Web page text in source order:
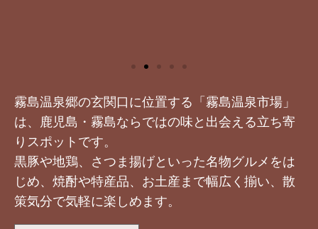
霧島温泉郷の玄関口に位置する「霧島温泉市場」
は、鹿児島・霧島ならではの味と出会える立ち寄
りスポットです。
黒豚や地鶏、さつま揚げといった名物グルメをは
じめ、焼酎や特産品、お土産まで幅広く揃い、散
策気分で気軽に楽しめます。